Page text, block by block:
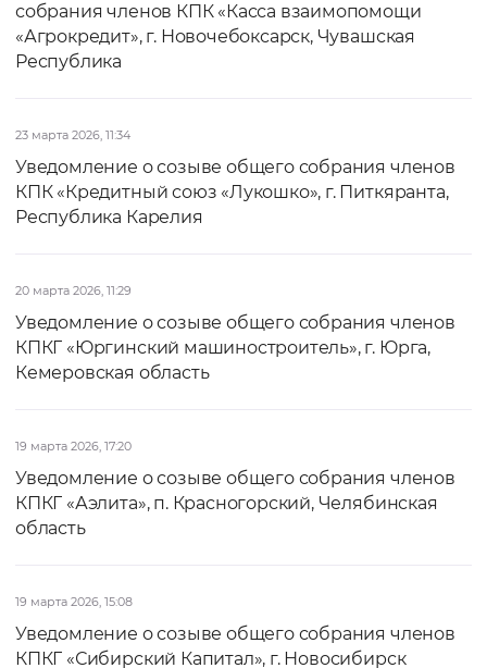
собрания членов КПК «Касса взаимопомощи
«Агрокредит», г. Новочебоксарск, Чувашская
Республика
23 марта 2026, 11:34
Уведомление о созыве общего собрания членов
КПК «Кредитный союз «Лукошко», г. Питкяранта,
Республика Карелия
20 марта 2026, 11:29
Уведомление о созыве общего собрания членов
КПКГ «Юргинский машиностроитель», г. Юрга,
Кемеровская область
19 марта 2026, 17:20
Уведомление о созыве общего собрания членов
КПКГ «Аэлита», п. Красногорский, Челябинская
область
19 марта 2026, 15:08
Уведомление о созыве общего собрания членов
КПКГ «Сибирский Капитал», г. Новосибирск